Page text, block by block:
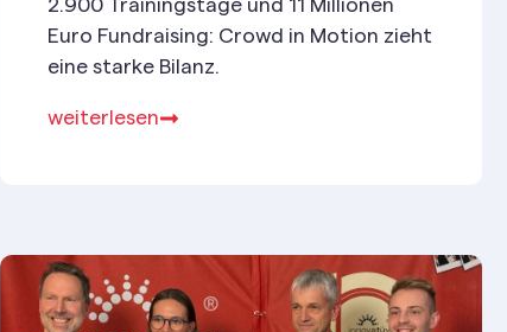
2.900 Trainingstage und 11 Millionen
Euro Fundraising: Crowd in Motion zieht
eine starke Bilanz.
weiterlesen